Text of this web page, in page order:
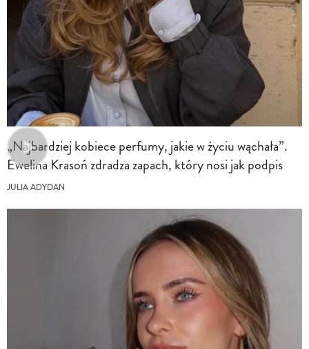
„Najbardziej kobiece perfumy, jakie w życiu wąchała”.
Ewelina Krasoń zdradza zapach, który nosi jak podpis
JULIA ADYDAN